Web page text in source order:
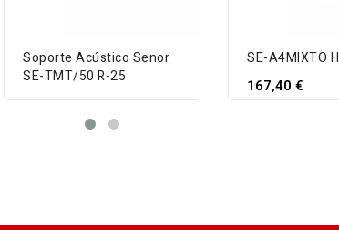
Soporte Acústico Senor
SE-TMT/50 R-25
131,23 €
SE-A4MIXTO H
167,40 €